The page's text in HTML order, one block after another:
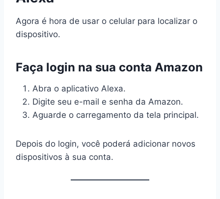
Agora é hora de usar o celular para localizar o
dispositivo.
Faça login na sua conta Amazon
Abra o aplicativo Alexa.
Digite seu e-mail e senha da Amazon.
Aguarde o carregamento da tela principal.
Depois do login, você poderá adicionar novos
dispositivos à sua conta.